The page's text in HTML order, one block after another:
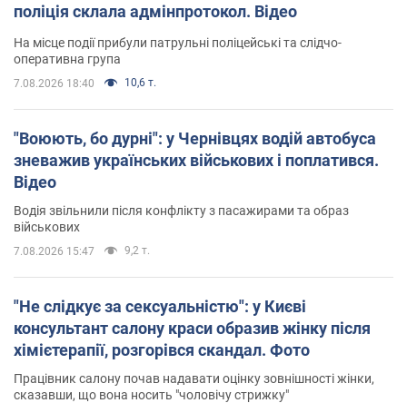
поліція склала адмінпротокол. Відео
На місце події прибули патрульні поліцейські та слідчо-
оперативна група
7.08.2026 18:40 10,6 т.
"Воюють, бо дурні": у Чернівцях водій автобуса
зневажив українських військових і поплатився.
Відео
Водія звільнили після конфлікту з пасажирами та образ
військових
7.08.2026 15:47 9,2 т.
"Не слідкує за сексуальністю": у Києві
консультант салону краси образив жінку після
хімієтерапії, розгорівся скандал. Фото
Працівник салону почав надавати оцінку зовнішності жінки,
сказавши, що вона носить "чоловічу стрижку"